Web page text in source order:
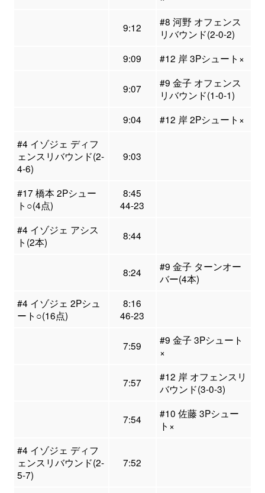
9:12
#8 河野 オフェンス
リバウンド(2-0-2)
9:09
#12 岸 3Pシュート×
9:07
#9 金子 オフェンス
リバウンド(1-0-1)
9:04
#12 岸 2Pシュート×
#4 イゾジェ ディフ
ェンスリバウンド(2-
4-6)
9:03
#17 橋本 2Pシュー
ト○(4点)
8:45
44-23
#4 イゾジェ アシス
ト(2本)
8:44
8:24
#9 金子 ターンオー
バー(4本)
#4 イゾジェ 2Pシュ
ート○(16点)
8:16
46-23
7:59
#9 金子 3Pシュート
×
7:57
#12 岸 オフェンスリ
バウンド(3-0-3)
7:54
#10 佐藤 3Pシュー
ト×
#4 イゾジェ ディフ
ェンスリバウンド(2-
5-7)
7:52